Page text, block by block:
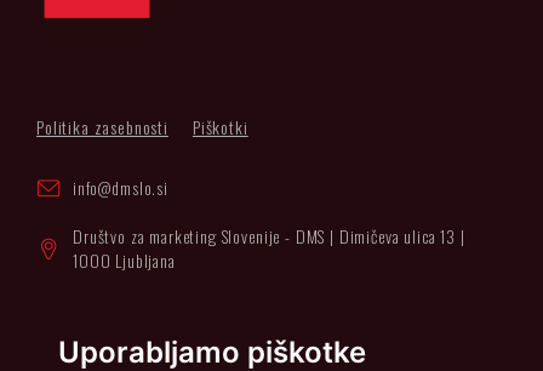
Uporabljamo piškotke
Politika zasebnosti Piškotki
info@dmslo.si
Društvo za marketing Slovenije - DMS | Dimičeva ulica 13 |
1000 Ljubljana